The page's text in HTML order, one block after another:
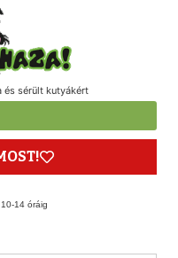
és sérült kutyákért
14 óráig